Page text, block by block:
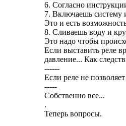
6. Согласно
7. Включаешь систему
Это и есть
8. Сливаешь воду и
Это надо чтобы
Если выставить реле
давление... Как
------
Если реле не
-----
Собственно все...
.
Теперь вопросы.